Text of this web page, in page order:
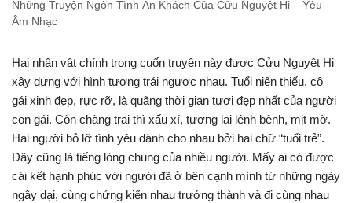
Những Truyện Ngôn Tình Ăn Khách Của Cửu Nguyệt Hi – Yêu
Âm Nhạc
Hai nhân vật chính trong cuốn truyện này được Cửu Nguyệt Hi
xây dựng với hình tượng trái ngược nhau. Tuổi niên thiếu, cô
gái xinh đẹp, rực rỡ, là quãng thời gian tươi đẹp nhất của người
con gái. Còn chàng trai thì xấu xí, tương lai lênh bênh, mịt mờ.
Hai người bỏ lỡ tình yêu dành cho nhau bởi hai chữ “tuổi trẻ”.
Đây cũng là tiếng lòng chung của nhiều người. Mấy ai có được
cái kết hạnh phúc với người đã ở bên cạnh mình từ những ngày
ngây dại, cùng chứng kiến nhau trưởng thành và đi cùng nhau